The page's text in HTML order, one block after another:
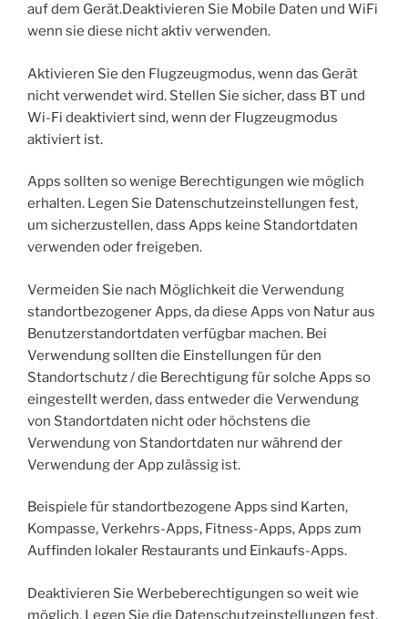
auf dem Gerät.Deaktivieren Sie Mobile Daten und WiFi
wenn sie diese nicht aktiv verwenden.
Aktivieren Sie den Flugzeugmodus, wenn das Gerät
nicht verwendet wird. Stellen Sie sicher, dass BT und
Wi-Fi deaktiviert sind, wenn der Flugzeugmodus
aktiviert ist.
Apps sollten so wenige Berechtigungen wie möglich
erhalten. Legen Sie Datenschutzeinstellungen fest,
um sicherzustellen, dass Apps keine Standortdaten
verwenden oder freigeben.
Vermeiden Sie nach Möglichkeit die Verwendung
standortbezogener Apps, da diese Apps von Natur aus
Benutzerstandortdaten verfügbar machen. Bei
Verwendung sollten die Einstellungen für den
Standortschutz / die Berechtigung für solche Apps so
eingestellt werden, dass entweder die Verwendung
von Standortdaten nicht oder höchstens die
Verwendung von Standortdaten nur während der
Verwendung der App zulässig ist.
Beispiele für standortbezogene Apps sind Karten,
Kompasse, Verkehrs-Apps, Fitness-Apps, Apps zum
Auffinden lokaler Restaurants und Einkaufs-Apps.
Deaktivieren Sie Werbeberechtigungen so weit wie
möglich. Legen Sie die Datenschutzeinstellungen fest,